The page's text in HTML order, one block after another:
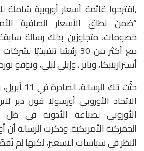
,اقترحوا قائمة أسعار أوروبية شاملة
“ضمن نطاق الأسعار الصافية
خصومات، متجاوزين بذلك رسالة
مع أكثر من 30 رئيسًا تنفيذيًا
أسترازينيكا، وباير ، وإيلي ليلي، ونوفو
حثّت تلك
الاتحاد الأوروبي أورسولا فون دير
الأوروبي لصناعة الأدوية في ظل
الجمركية الأمريكية. وذكرت الرسالة أن
النظر في سياسات التسعير، لكنها لم